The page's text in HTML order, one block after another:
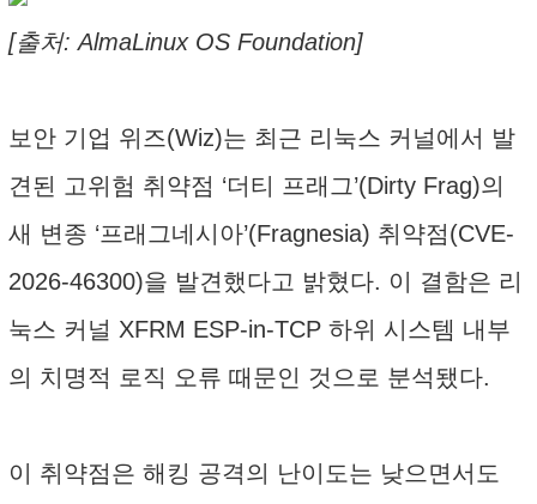
[출처: AlmaLinux OS Foundation]
보안 기업 위즈(Wiz)는 최근 리눅스 커널에서 발
견된 고위험 취약점 ‘더티 프래그’(Dirty Frag)의
새 변종 ‘프래그네시아’(Fragnesia) 취약점(CVE-
2026-46300)을 발견했다고 밝혔다. 이 결함은 리
눅스 커널 XFRM ESP-in-TCP 하위 시스템 내부
의 치명적 로직 오류 때문인 것으로 분석됐다.
이 취약점은 해킹 공격의 난이도는 낮으면서도